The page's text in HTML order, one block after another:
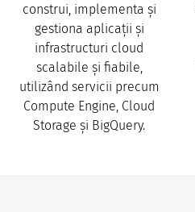
construi, implementa și
gestiona aplicații și
infrastructuri cloud
scalabile și fiabile,
utilizând servicii precum
Compute Engine, Cloud
Storage și BigQuery.